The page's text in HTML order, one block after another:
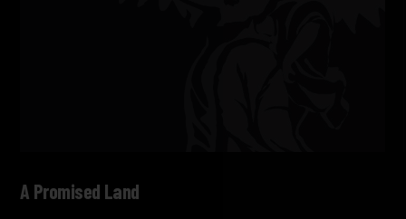
A Promised Land